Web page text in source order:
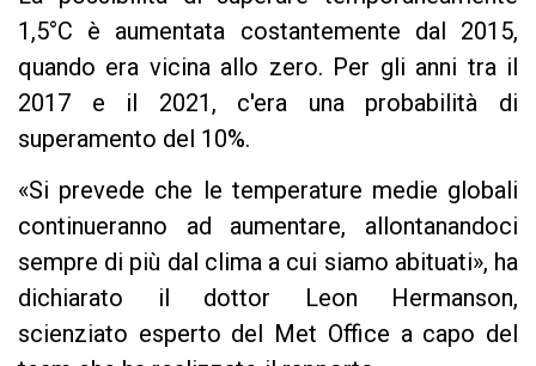
1,5°C è aumentata costantemente dal 2015,
quando era vicina allo zero. Per gli anni tra il
2017 e il 2021, c'era una probabilità di
superamento del 10%.
«Si prevede che le temperature medie globali
continueranno ad aumentare, allontanandoci
sempre di più dal clima a cui siamo abituati», ha
dichiarato il dottor Leon Hermanson,
scienziato esperto del Met Office a capo del